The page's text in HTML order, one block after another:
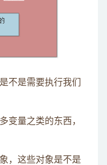
不是需要执行我们
变量之类的东西，
，这些对象是不是